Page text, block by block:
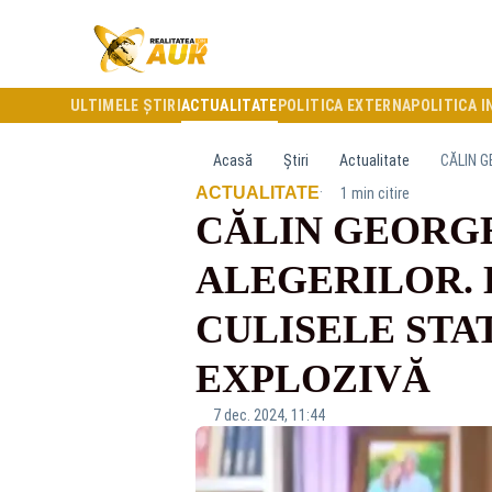
ULTIMELE ȘTIRI ACTUALITATE POLITICA EXTERNAPOLITICA
Acasă Știri Actualitate
ACTUALITATE· 1 min citire
CĂLIN
ALEGERILOR.
CULISELE
EXPLOZIVĂ
7 dec. 2024, 11:44